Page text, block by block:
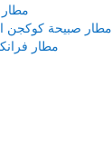
مطار صبيحة كوكجن
مطار